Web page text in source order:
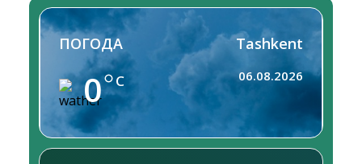
ПОГОДА
0 C
Tashkent
06.08.2026